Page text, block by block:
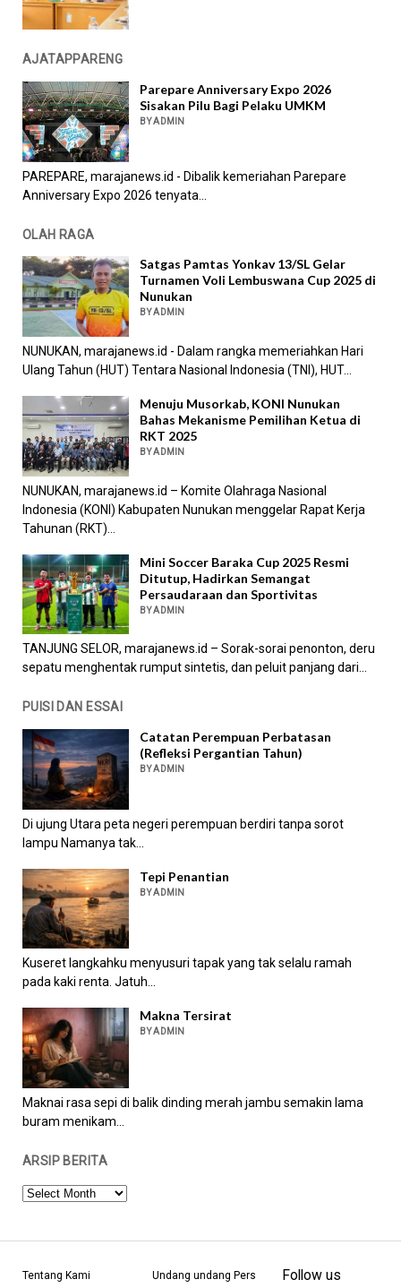
AJATAPPARENG
Parepare Anniversary Expo 2026
Sisakan Pilu Bagi Pelaku UMKM
BY ADMIN
PAREPARE, marajanews.id - Dibalik kemeriahan Parepare
Anniversary Expo 2026 tenyata...
OLAH RAGA
Satgas Pamtas Yonkav 13/SL Gelar
Turnamen Voli Lembuswana Cup 2025 di
Nunukan
BY ADMIN
NUNUKAN, marajanews.id - Dalam rangka memeriahkan Hari
Ulang Tahun (HUT) Tentara Nasional Indonesia (TNI), HUT...
Menuju Musorkab, KONI Nunukan
Bahas Mekanisme Pemilihan Ketua di
RKT 2025
BY ADMIN
NUNUKAN, marajanews.id – Komite Olahraga Nasional
Indonesia (KONI) Kabupaten Nunukan menggelar Rapat Kerja
Tahunan (RKT)...
Mini Soccer Baraka Cup 2025 Resmi
Ditutup, Hadirkan Semangat
Persaudaraan dan Sportivitas
BY ADMIN
TANJUNG SELOR, marajanews.id – Sorak-sorai penonton, deru
sepatu menghentak rumput sintetis, dan peluit panjang dari...
PUISI DAN ESSAI
Catatan Perempuan Perbatasan
(Refleksi Pergantian Tahun)
BY ADMIN
Di ujung Utara peta negeri perempuan berdiri tanpa sorot
lampu Namanya tak...
Tepi Penantian
BY ADMIN
Kuseret langkahku menyusuri tapak yang tak selalu ramah
pada kaki renta. Jatuh...
Makna Tersirat
BY ADMIN
Maknai rasa sepi di balik dinding merah jambu semakin lama
buram menikam...
ARSIP BERITA
ARSIP
Tentang Kami Undang undang Pers Follow us